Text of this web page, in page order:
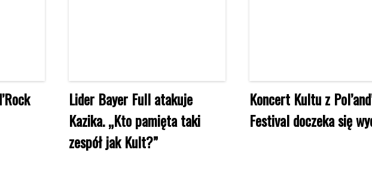
Lider Bayer Full atakuje
Kazika. „Kto pamięta taki
zespół jak Kult?”
Koncert Kultu z
Festival doczeka się